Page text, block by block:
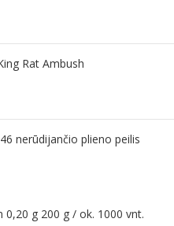
Rat Ambush
nerūdijančio plieno peilis
0,20 g 200 g / ok. 1000 vnt.